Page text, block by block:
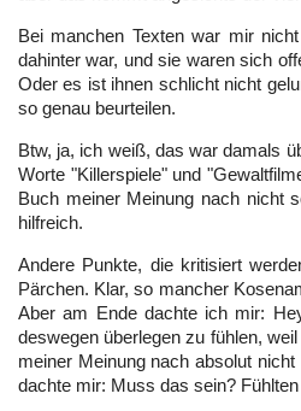
Bei manchen Texten war mir
dahinter war, und sie waren sich
Oder es ist ihnen schlicht nicht
so genau beurteilen.
Btw, ja, ich weiß, das war damals
Worte "Killerspiele" und
Buch meiner Meinung nach nicht
hilfreich.
Andere Punkte, die kritisiert
Pärchen. Klar, so mancher
Aber am Ende dachte ich mir:
deswegen überlegen zu fühlen,
meiner Meinung nach absolut
dachte mir: Muss das sein?